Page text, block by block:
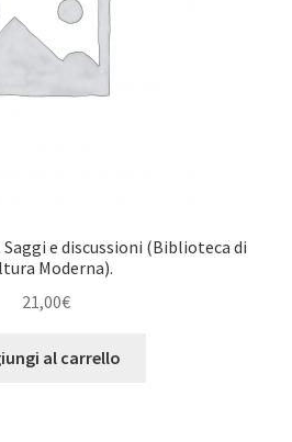
e discussioni (Biblioteca di
Moderna).
21,00€
al carrello